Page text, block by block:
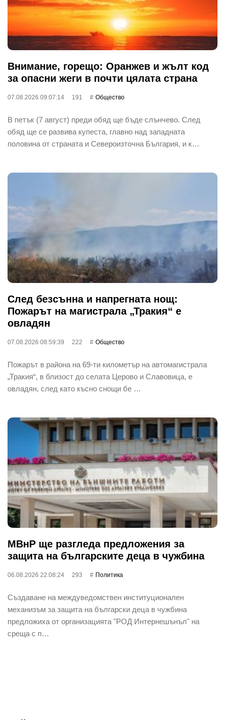
Внимание, горещо: Оранжев и жълт код
за опасни жеги в почти цялата страна
07.08.2026 09:07:14 191 Общество
В петък (7 август) преди обяд ще бъде слънчево. След
обяд ще се развива купеста, главно над западната
половина от страната и Североизточна България, и к…
След безсънна и напрегната нощ:
Пожарът на магистрала „Тракия“ е
овладян
07.08.2026 08:59:39 222 Общество
Пожарът в района на 69-ти километър на автомагистрала
„Тракия“, в близост до селата Церово и Славовица, е
овладян, след като късно снощи бе …
МВнР ще разгледа предложения за
защита на българските деца в чужбина
06.08.2026 22:08:24 293 Политика
Създаване на междуведомствен институционален
механизъм за защита на български деца в чужбина
предложиха от организацията "РОД Интернешънъл" на
среща с п…